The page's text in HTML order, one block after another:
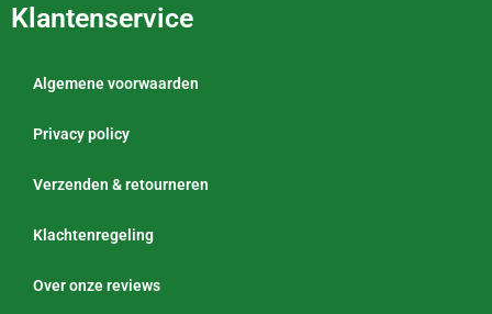
Klantenservice
Algemene voorwaarden
Privacy policy
Verzenden & retourneren
Klachtenregeling
Over onze reviews